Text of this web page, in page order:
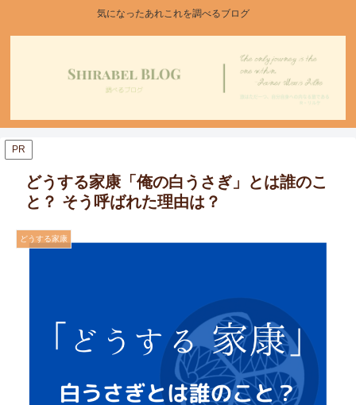
気になったあれこれを調べるブログ
PR
どうする家康「俺の白うさぎ」とは誰のこ
と？ そう呼ばれた理由は？
どうする家康